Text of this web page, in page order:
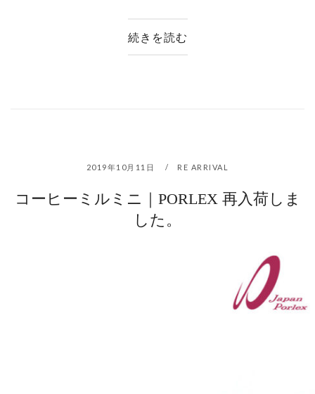
続きを読む
2019年10月11日 RE ARRIVAL
コーヒーミルミニ｜PORLEX 再入荷しま
した。